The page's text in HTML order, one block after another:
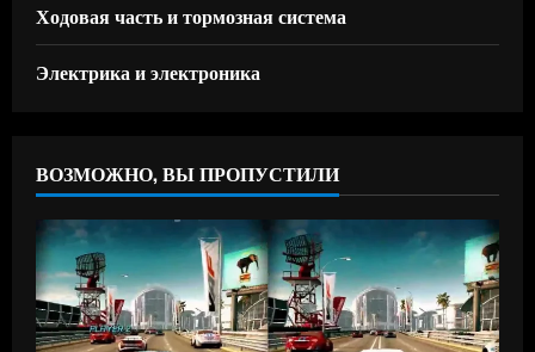
Ходовая часть и тормозная система
Электрика и электроника
ВОЗМОЖНО, ВЫ ПРОПУСТИЛИ